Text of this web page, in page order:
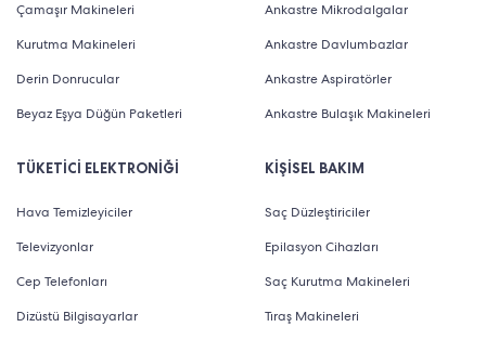
Çamaşır Makineleri
Kurutma Makineleri
Derin Donrucular
Beyaz Eşya Düğün Paketleri
TÜKETİCİ ELEKTRONİĞİ
Hava Temizleyiciler
Televizyonlar
Cep Telefonları
Dizüstü Bilgisayarlar
Ankastre Mikrodalgalar
Ankastre Davlumbazlar
Ankastre Aspiratörler
Ankastre Bulaşık Makineleri
KİŞİSEL BAKIM
Saç Düzleştiriciler
Epilasyon Cihazları
Saç Kurutma Makineleri
Tıraş Makineleri